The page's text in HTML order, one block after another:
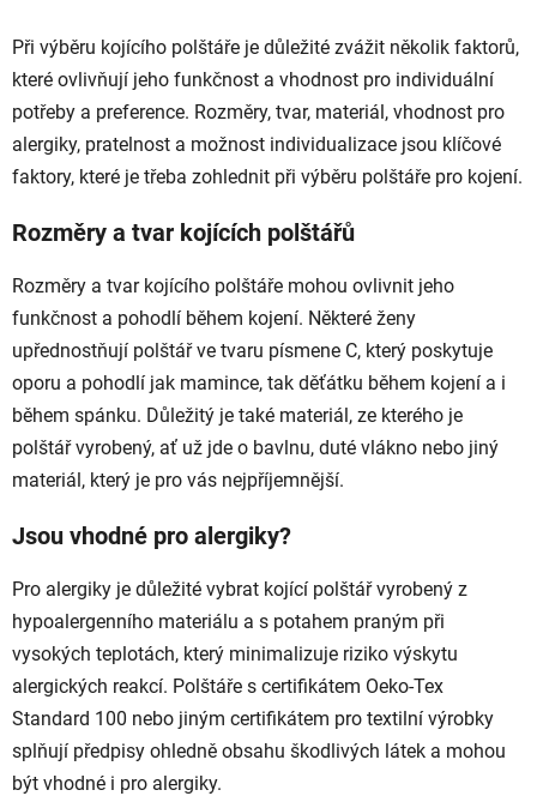
Při výběru kojícího polštáře je důležité zvážit několik faktorů,
které ovlivňují jeho funkčnost a vhodnost pro individuální
potřeby a preference. Rozměry, tvar, materiál, vhodnost pro
alergiky, pratelnost a možnost individualizace jsou klíčové
faktory, které je třeba zohlednit při výběru polštáře pro kojení.
Rozměry a tvar kojících polštářů
Rozměry a tvar kojícího polštáře mohou ovlivnit jeho
funkčnost a pohodlí během kojení. Některé ženy
upřednostňují polštář ve tvaru písmene C, který poskytuje
oporu a pohodlí jak mamince, tak děťátku během kojení a i
během spánku. Důležitý je také materiál, ze kterého je
polštář vyrobený, ať už jde o bavlnu, duté vlákno nebo jiný
materiál, který je pro vás nejpříjemnější.
Jsou vhodné pro alergiky?
Pro alergiky je důležité vybrat kojící polštář vyrobený z
hypoalergenního materiálu a s potahem praným při
vysokých teplotách, který minimalizuje riziko výskytu
alergických reakcí. Polštáře s certifikátem Oeko-Tex
Standard 100 nebo jiným certifikátem pro textilní výrobky
splňují předpisy ohledně obsahu škodlivých látek a mohou
být vhodné i pro alergiky.